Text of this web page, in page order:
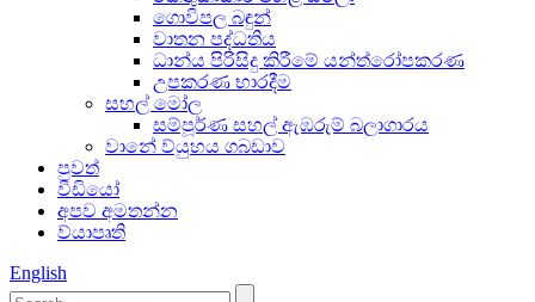
ගොවිපල බඳුන්
වාතන පද්ධතිය
ධාන්ය පිරිසිදු කිරීමේ යන්ත්රෝපකරණ
උපකරණ භාරදීම
සහල් මෝල
සම්පූර්ණ සහල් ඇඹරුම් බලාගාරය
වානේ ව්යුහය ගබඩාව
පුවත්
වීඩියෝ
අපව අමතන්න
ව්යාපෘති
English